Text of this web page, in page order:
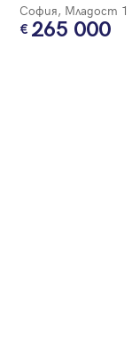
София, Младост 1
265 000